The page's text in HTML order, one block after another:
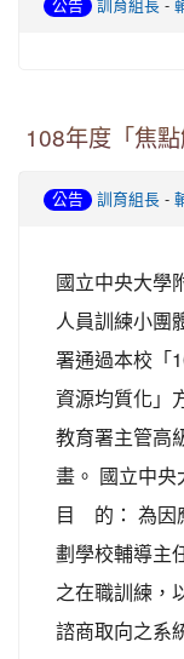
公告 訓育組長
108年度「焦
公告 訓育組長 -
國立中央大學
人員訓練小團
署通過本校「
資源均質化」
教育署主管高
畫。 國立中央
目 的： 為因
劃學校輔導主
之在職訓練，
諮商取向之系